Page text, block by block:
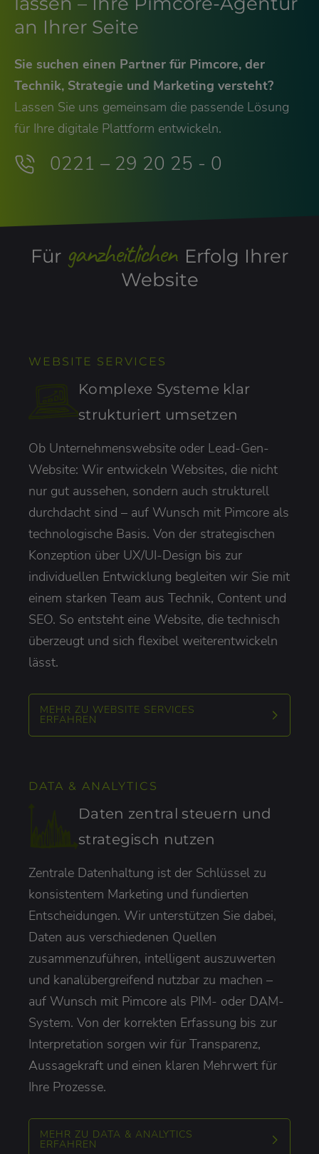
an Ihrer Seite
Sie suchen einen Partner für Pimcore, der
Technik, Strategie und Marketing versteht?
Lassen Sie uns gemeinsam die passende Lösung
für Ihre digitale Plattform entwickeln.
0221 – 29 20 25 - 0
Für ganzheitlichen Erfolg Ihrer
Website
WEBSITE SERVICES
Komplexe Systeme klar
strukturiert umsetzen
Ob Unternehmenswebsite oder Lead-Gen-
Website: Wir entwickeln Websites, die nicht
nur gut aussehen, sondern auch strukturell
durchdacht sind – auf Wunsch mit Pimcore als
technologische Basis. Von der strategischen
Konzeption über UX/UI-Design bis zur
individuellen Entwicklung begleiten wir Sie mit
einem starken Team aus Technik, Content und
SEO. So entsteht eine Website, die technisch
überzeugt und sich flexibel weiterentwickeln
lässt.
MEHR ZU WEBSITE SERVICES
ERFAHREN
DATA & ANALYTICS
Daten zentral steuern und
strategisch nutzen
Zentrale Datenhaltung ist der Schlüssel zu
konsistentem Marketing und fundierten
Entscheidungen. Wir unterstützen Sie dabei,
Daten aus verschiedenen Quellen
zusammenzuführen, intelligent auszuwerten
und kanalübergreifend nutzbar zu machen –
auf Wunsch mit Pimcore als PIM- oder DAM-
System. Von der korrekten Erfassung bis zur
Interpretation sorgen wir für Transparenz,
Aussagekraft und einen klaren Mehrwert für
Ihre Prozesse.
MEHR ZU DATA & ANALYTICS
ERFAHREN